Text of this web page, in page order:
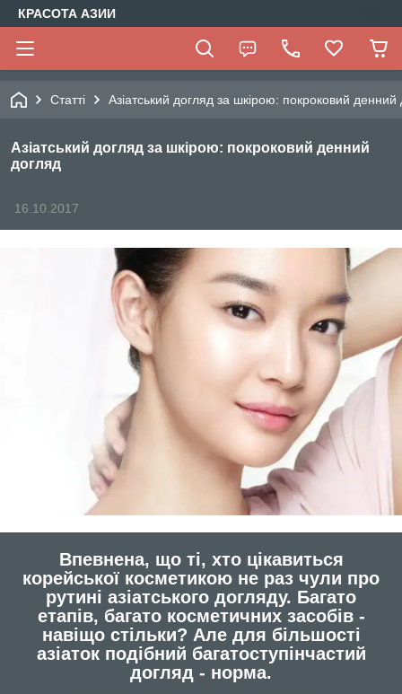
КРАСОТА АЗИИ
Статті Азіатський догляд за шкірою: покроковий денний
Азіатський догляд за шкірою: покроковий денний
догляд
16.10.2017
Впевнена, що ті, хто цікавиться
корейської косметикою не раз чули про
рутині азіатського догляду. Багато
етапів, багато косметичних засобів -
навіщо стільки? Але для більшості
азіаток подібний багатоступінчастий
догляд - норма.